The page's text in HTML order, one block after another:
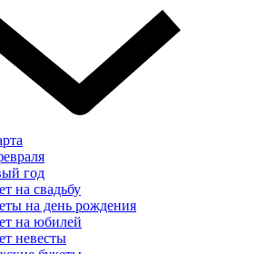
год
на свадьбу
на день рождения
на юбилей
невесты